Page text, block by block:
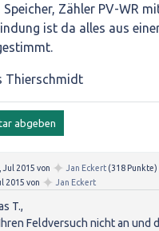
Zähler PV-WR
ist da alles aus
Thierschmidt
Jul 2015 von ✦ Jan Eckert (318 Punkte)
2015 von ✦ Jan Eckert
T.,
Feldversuch nicht an und